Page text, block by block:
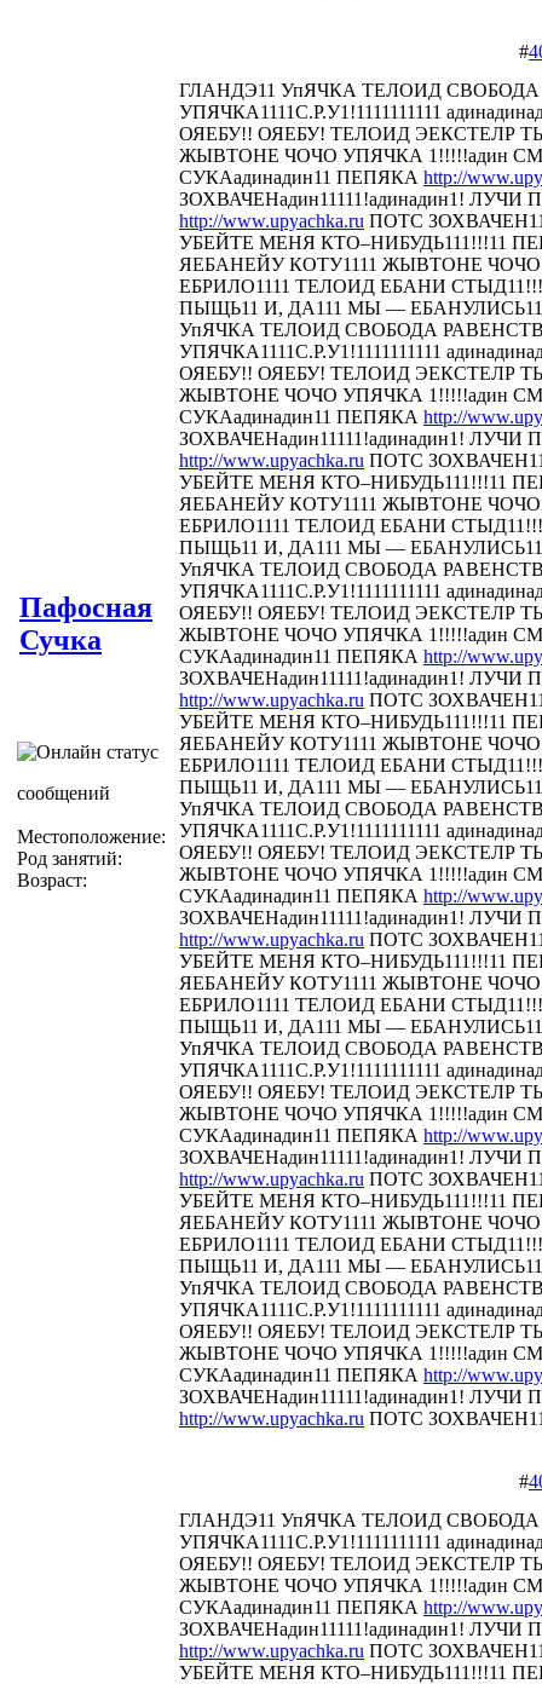
Пафосная
Сучка
сообщений
Местоположение:
Род занятий:
Возраст:
#
ГЛАНДЭ11 УпЯЧКА ТЕЛОИД
УПЯЧКА1111С.Р.У1!1111111111
ОЯЕБУ!! ОЯЕБУ! ТЕЛОИД ЭЕКСТЕЛР
ЖЫВТОНЕ ЧОЧО УПЯЧКА 1!!!!!адин
СУКАадинадин11 ПЕПЯКА http://
ЗОХВАЧЕНадин11111!адинадин1! ЛУЧИ
http://www.upyachka.ru ПОТС
УБЕЙТЕ МЕНЯ КТО–НИБУДЬ111!!!11
ЯЕБАНЕЙУ КОТУ1111 ЖЫВТОНЕ ЧОЧО
ЕБРИЛО1111 ТЕЛОИД ЕБАНИ СТЫД11!!!
ПЫЩЬ11 И, ДА111 МЫ —
УпЯЧКА ТЕЛОИД СВОБОДА
УПЯЧКА1111С.Р.У1!1111111111
ОЯЕБУ!! ОЯЕБУ! ТЕЛОИД ЭЕКСТЕЛР
ЖЫВТОНЕ ЧОЧО УПЯЧКА 1!!!!!адин
СУКАадинадин11 ПЕПЯКА http://
ЗОХВАЧЕНадин11111!адинадин1! ЛУЧИ
http://www.upyachka.ru ПОТС
УБЕЙТЕ МЕНЯ КТО–НИБУДЬ111!!!11
ЯЕБАНЕЙУ КОТУ1111 ЖЫВТОНЕ ЧОЧО
ЕБРИЛО1111 ТЕЛОИД ЕБАНИ СТЫД11!!!
ПЫЩЬ11 И, ДА111 МЫ —
УпЯЧКА ТЕЛОИД СВОБОДА
УПЯЧКА1111С.Р.У1!1111111111
ОЯЕБУ!! ОЯЕБУ! ТЕЛОИД ЭЕКСТЕЛР
ЖЫВТОНЕ ЧОЧО УПЯЧКА 1!!!!!адин
СУКАадинадин11 ПЕПЯКА http://
ЗОХВАЧЕНадин11111!адинадин1! ЛУЧИ
http://www.upyachka.ru ПОТС
УБЕЙТЕ МЕНЯ КТО–НИБУДЬ111!!!11
ЯЕБАНЕЙУ КОТУ1111 ЖЫВТОНЕ ЧОЧО
ЕБРИЛО1111 ТЕЛОИД ЕБАНИ СТЫД11!!!
ПЫЩЬ11 И, ДА111 МЫ —
УпЯЧКА ТЕЛОИД СВОБОДА
УПЯЧКА1111С.Р.У1!1111111111
ОЯЕБУ!! ОЯЕБУ! ТЕЛОИД ЭЕКСТЕЛР
ЖЫВТОНЕ ЧОЧО УПЯЧКА 1!!!!!адин
СУКАадинадин11 ПЕПЯКА http://
ЗОХВАЧЕНадин11111!адинадин1! ЛУЧИ
http://www.upyachka.ru ПОТС
УБЕЙТЕ МЕНЯ КТО–НИБУДЬ111!!!11
ЯЕБАНЕЙУ КОТУ1111 ЖЫВТОНЕ ЧОЧО
ЕБРИЛО1111 ТЕЛОИД ЕБАНИ СТЫД11!!!
ПЫЩЬ11 И, ДА111 МЫ —
УпЯЧКА ТЕЛОИД СВОБОДА
УПЯЧКА1111С.Р.У1!1111111111
ОЯЕБУ!! ОЯЕБУ! ТЕЛОИД ЭЕКСТЕЛР
ЖЫВТОНЕ ЧОЧО УПЯЧКА 1!!!!!адин
СУКАадинадин11 ПЕПЯКА http://
ЗОХВАЧЕНадин11111!адинадин1! ЛУЧИ
http://www.upyachka.ru ПОТС
УБЕЙТЕ МЕНЯ КТО–НИБУДЬ111!!!11
ЯЕБАНЕЙУ КОТУ1111 ЖЫВТОНЕ ЧОЧО
ЕБРИЛО1111 ТЕЛОИД ЕБАНИ СТЫД11!!!
ПЫЩЬ11 И, ДА111 МЫ —
УпЯЧКА ТЕЛОИД СВОБОДА
УПЯЧКА1111С.Р.У1!1111111111
ОЯЕБУ!! ОЯЕБУ! ТЕЛОИД ЭЕКСТЕЛР
ЖЫВТОНЕ ЧОЧО УПЯЧКА 1!!!!!адин
СУКАадинадин11 ПЕПЯКА http://
ЗОХВАЧЕНадин11111!адинадин1! ЛУЧИ
http://www.upyachka.ru ПОТС
#
ГЛАНДЭ11 УпЯЧКА ТЕЛОИД
УПЯЧКА1111С.Р.У1!1111111111
ОЯЕБУ!! ОЯЕБУ! ТЕЛОИД ЭЕКСТЕЛР
ЖЫВТОНЕ ЧОЧО УПЯЧКА 1!!!!!адин
СУКАадинадин11 ПЕПЯКА http://
ЗОХВАЧЕНадин11111!адинадин1! ЛУЧИ
http://www.upyachka.ru ПОТС
УБЕЙТЕ МЕНЯ КТО–НИБУДЬ111!!!11